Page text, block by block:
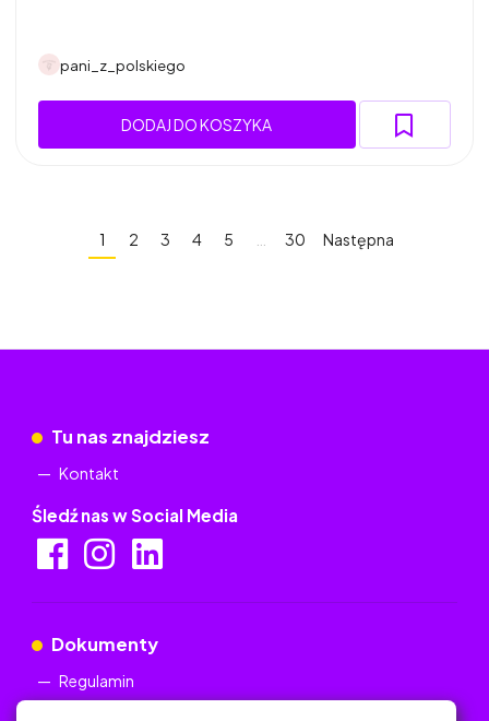
pani_z_polskiego
DODAJ DO KOSZYKA
1 2 3 4 5 30 Następna
Tu nas znajdziesz
Kontakt
Śledź nas w Social Media
Dokumenty
Regulamin